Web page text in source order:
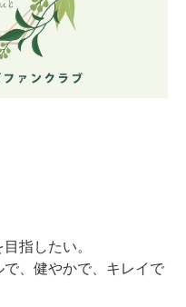
指したい。
、健やかで、キレイで